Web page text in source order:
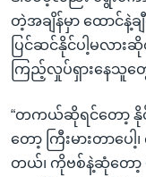
တဲ့အချိန်မှာ ထောင်နဲ့
ပြင်ဆင်နိုင်ပါ့မလာ
ကြည့်လှုပ်ရှားနေသူတွ
“တကယ်ဆိုရင်တော့ နိုင်
တော့ ကြီးမားတာပ
တယ်၊ ကိုဗစ်နဲ့ဆုံတော့